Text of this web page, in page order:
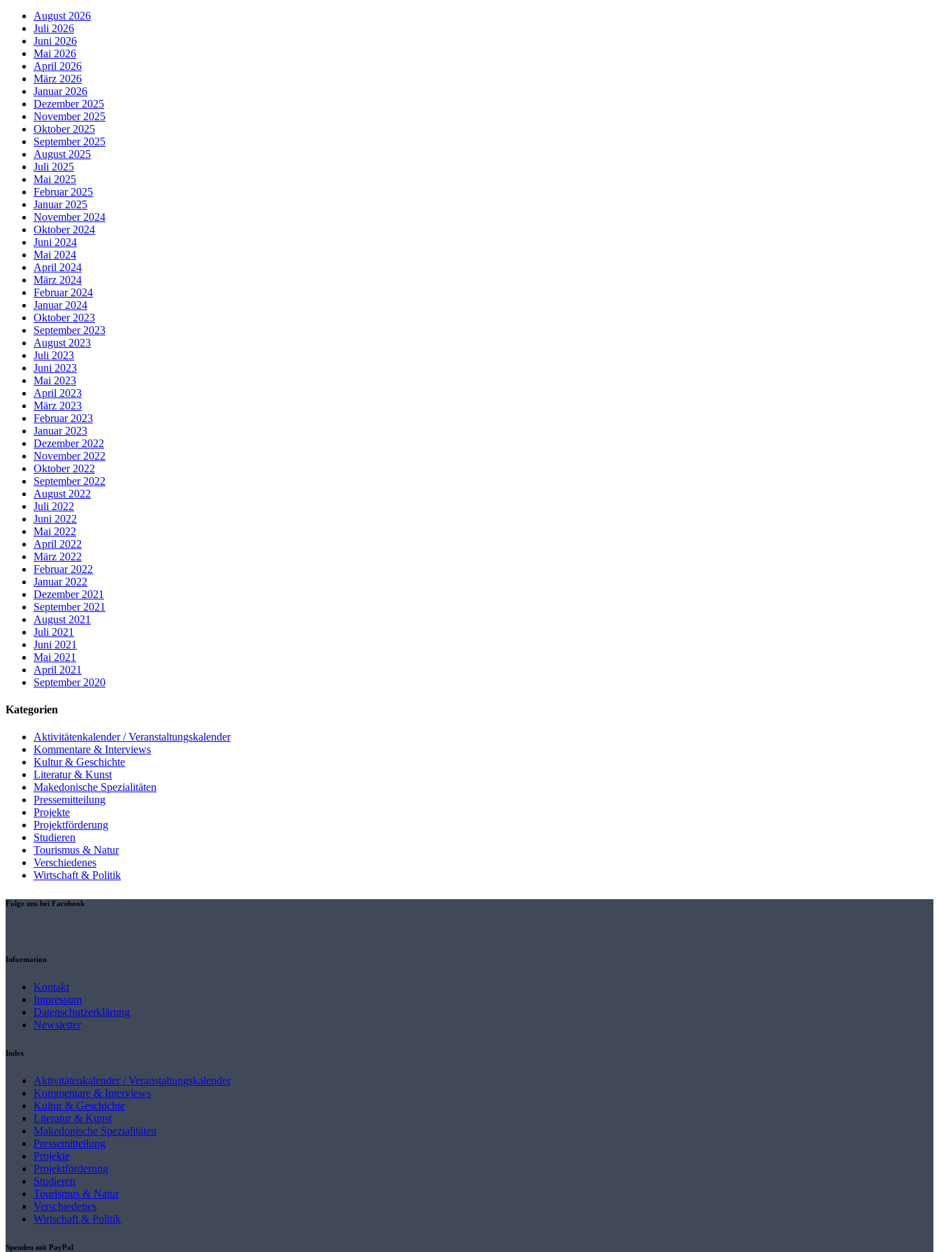
August 2026
Juli 2026
Juni 2026
Mai 2026
April 2026
März 2026
Januar 2026
Dezember 2025
November 2025
Oktober 2025
September 2025
August 2025
Juli 2025
Mai 2025
Februar 2025
Januar 2025
November 2024
Oktober 2024
Juni 2024
Mai 2024
April 2024
März 2024
Februar 2024
Januar 2024
Oktober 2023
September 2023
August 2023
Juli 2023
Juni 2023
Mai 2023
April 2023
März 2023
Februar 2023
Januar 2023
Dezember 2022
November 2022
Oktober 2022
September 2022
August 2022
Juli 2022
Juni 2022
Mai 2022
April 2022
März 2022
Februar 2022
Januar 2022
Dezember 2021
September 2021
August 2021
Juli 2021
Juni 2021
Mai 2021
April 2021
September 2020
Kategorien
Aktivitätenkalender / Veranstaltungskalender
Kommentare & Interviews
Kultur & Geschichte
Literatur & Kunst
Makedonische Spezialitäten
Pressemitteilung
Projekte
Projektförderung
Studieren
Tourismus & Natur
Verschiedenes
Wirtschaft & Politik
Folge uns bei Facebook
Information
Kontakt
Impressum
Datenschutzerklärung
Newsletter
Index
Aktivitätenkalender / Veranstaltungskalender
Kommentare & Interviews
Kultur & Geschichte
Literatur & Kunst
Makedonische Spezialitäten
Pressemitteilung
Projekte
Projektförderung
Studieren
Tourismus & Natur
Verschiedenes
Wirtschaft & Politik
Spenden mit PayPal